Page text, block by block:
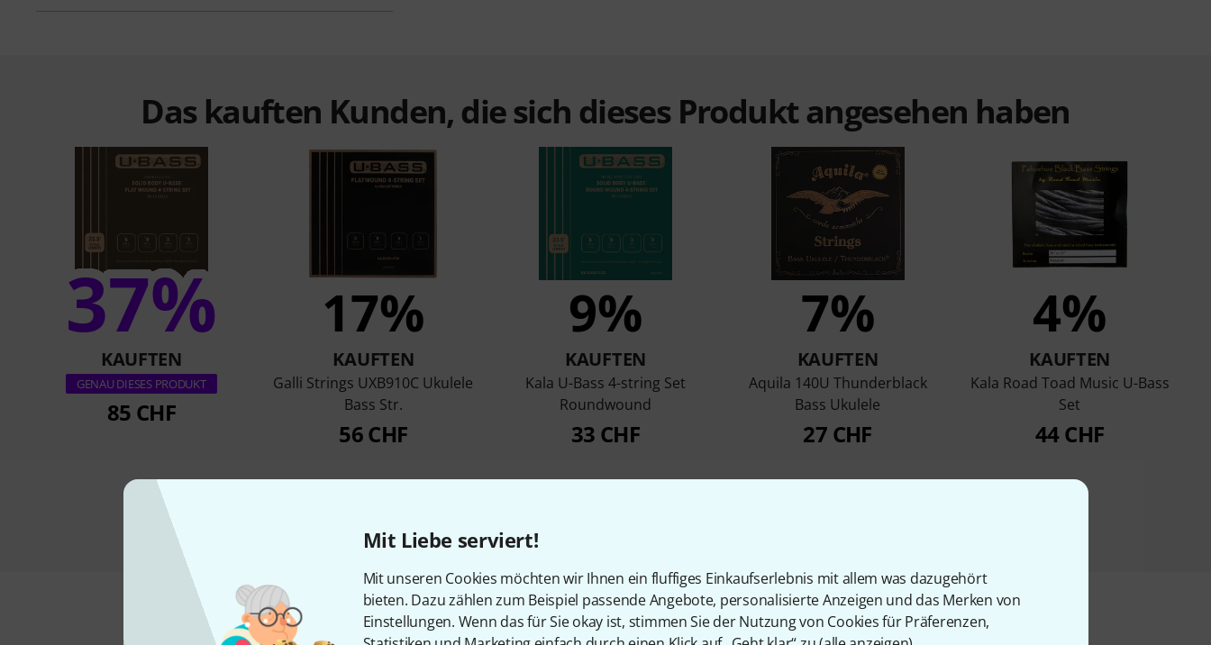
Mit Liebe serviert!
Mit unseren Cookies möchten wir Ihnen ein fluffiges Einkaufserlebnis mit allem was dazugehört
bieten. Dazu zählen zum Beispiel passende Angebote, personalisierte Anzeigen und das Merken von
Einstellungen. Wenn das für Sie okay ist, stimmen Sie der Nutzung von Cookies für Präferenzen,
Das kauften Kunden, die sich dieses Produkt angesehen haben
37%
KAUFTEN
GENAU DIESES PRODUKT
85 CHF
17%
KAUFTEN
Galli Strings UXB910C Ukulele
Bass Str.
56 CHF
9%
KAUFTEN
Kala U-Bass 4-string Set
Roundwound
33 CHF
7%
KAUFTEN
Aquila 140U Thunderblack
Bass Ukulele
27 CHF
4%
KAUFTEN
Kala Road Toad Music U-Bass
Set
44 CHF